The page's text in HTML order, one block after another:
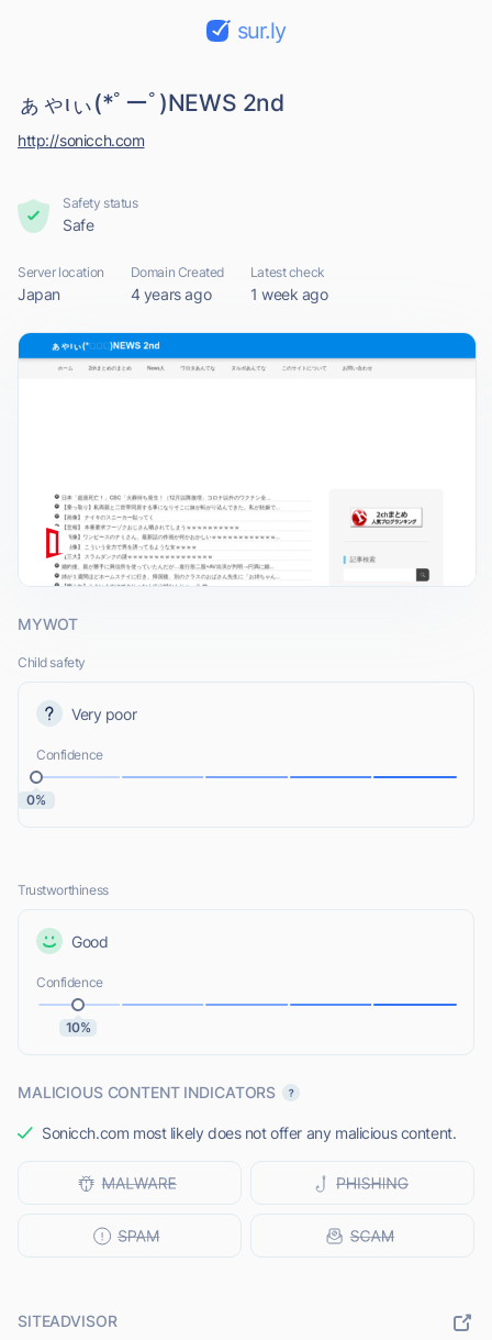
sur.ly
ぁゃιぃ(*ﾟーﾟ)NEWS 2nd
http://sonicch.com
Safety status
Safe
Server location
Japan
Domain Created
4 years ago
Latest check
1 week ago
MYWOT
Child safety
Very poor
Confidence
0%
Trustworthiness
Good
Confidence
10%
MALICIOUS CONTENT INDICATORS
Sonicch.com most likely does not offer any malicious content.
SITEADVISOR